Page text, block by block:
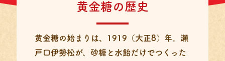
黄金糖の歴史
黄金糖の始まりは、1919（大正8）年。瀬
戸口伊勢松が、砂糖と水飴だけでつくった